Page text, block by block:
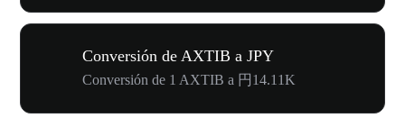
Conversión de AXTIB a JPY
Conversión de 1 AXTIB a 円14.11K